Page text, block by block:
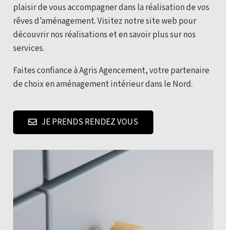
plaisir de vous accompagner dans la réalisation de vos
rêves d’aménagement. Visitez notre site web pour
découvrir nos réalisations et en savoir plus sur nos
services.
Faites confiance à Agris Agencement, votre partenaire
de choix en aménagement intérieur dans le Nord.
JE PRENDS RENDEZ VOUS